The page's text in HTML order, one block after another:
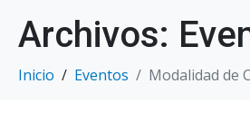
Archivos:
Inicio Eventos Modalidad de